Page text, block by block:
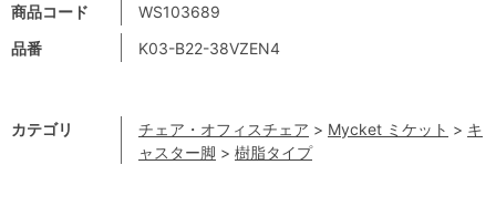
商品コード
WS103689
品番
K03-B22-38VZEN4
カテゴリ チェア・オフィスチェア > Mycket ミケット > キ
ャスター脚 > 樹脂タイプ